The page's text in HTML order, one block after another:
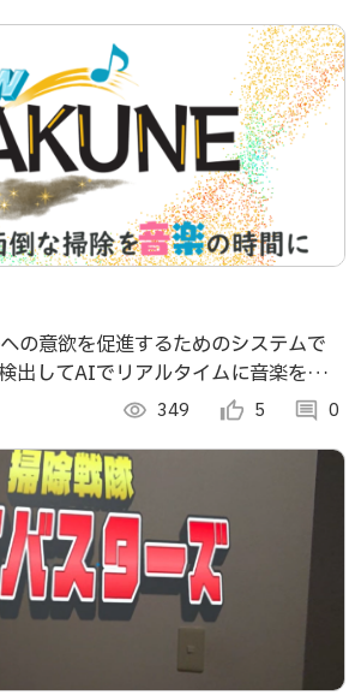
の意欲を促進するためのシステムで
出してAIでリアルタイムに音楽を生
の傍にキャラクターを表示させること
激します。
visibility 349 thumb_up_alt 5 comment 0